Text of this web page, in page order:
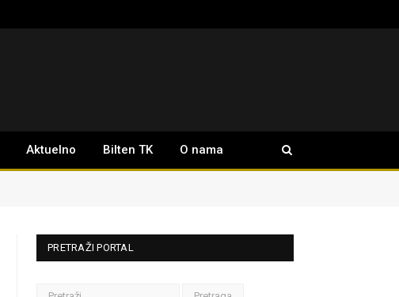
Aktuelno Bilten TK O nama
PRETRAŽI PORTAL